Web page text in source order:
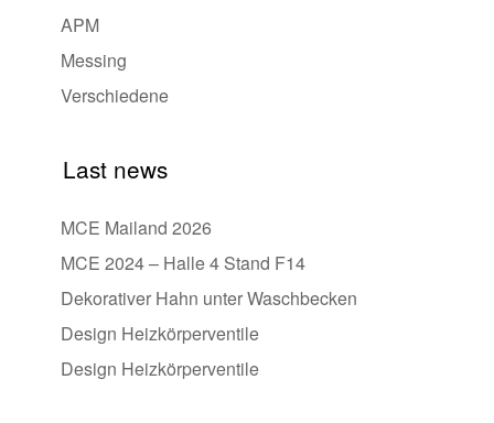
APM
Messing
Verschiedene
Last news
MCE Mailand 2026
MCE 2024 – Halle 4 Stand F14
Dekorativer Hahn unter Waschbecken
Design Heizkörperventile
Design Heizkörperventile